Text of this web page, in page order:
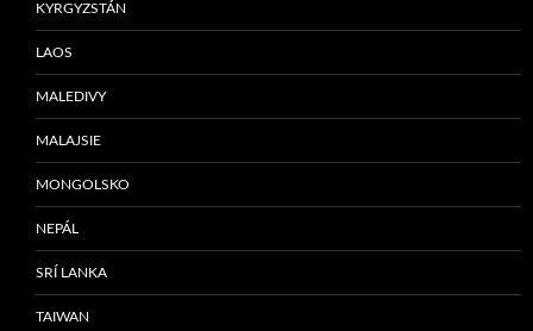
KYRGYZSTÁN
LAOS
MALEDIVY
MALAJSIE
MONGOLSKO
NEPÁL
SRÍ LANKA
TAIWAN